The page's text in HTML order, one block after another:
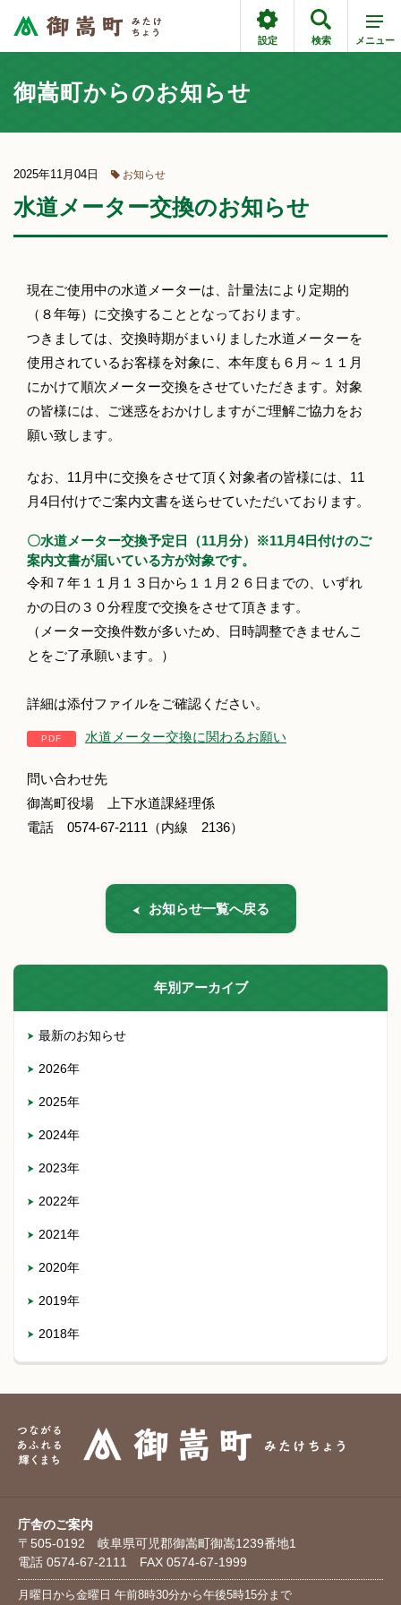
設定 検索 メニュー
御嵩町からのお知らせ
2025年11月04日 お知らせ
水道メーター交換のお知らせ
現在ご使用中の水道メーターは、計量法により定期的
（８年毎）に交換することとなっております。
つきましては、交換時期がまいりました水道メーターを
使用されているお客様を対象に、本年度も６月～１１月
にかけて順次メーター交換をさせていただきます。対象
の皆様には、ご迷惑をおかけしますがご理解ご協力をお
願い致します。
なお、11月中に交換をさせて頂く対象者の皆様には、11
月4日付けでご案内文書を送らせていただいております。
〇水道メーター交換予定日（11月分）※11月4日付けのご
案内文書が届いている方が対象です。
令和７年１１月１３日から１１月２６日までの、いずれ
かの日の３０分程度で交換をさせて頂きます。
（メーター交換件数が多いため、日時調整できませんこ
とをご了承願います。）
詳細は添付ファイルをご確認ください。
水道メーター交換に関わるお願い
問い合わせ先
御嵩町役場 上下水道課経理係
電話 0574-67-2111（内線 2136）
お知らせ一覧へ戻る
年別アーカイブ
最新のお知らせ
2026年
2025年
2024年
2023年
2022年
2021年
2020年
2019年
2018年
庁舎のご案内
〒505-0192 岐阜県可児郡御嵩町御嵩1239番地1
電話 0574-67-2111 FAX 0574-67-1999
月曜日から金曜日 午前8時30分から午後5時15分まで